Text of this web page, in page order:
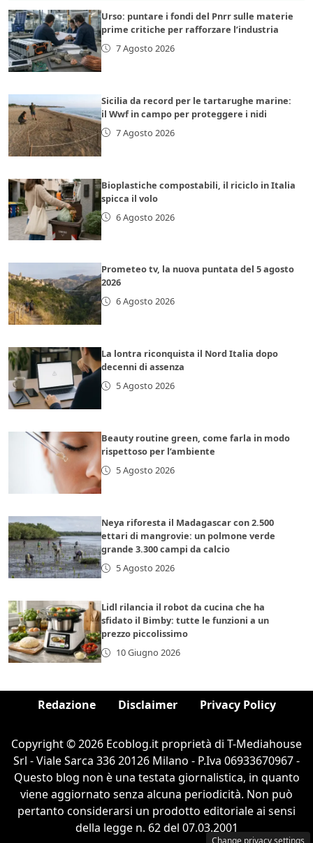
Urso: puntare i fondi del Pnrr sulle materie
prime critiche per rafforzare l’industria
7 Agosto 2026
Sicilia da record per le tartarughe marine:
il Wwf in campo per proteggere i nidi
7 Agosto 2026
Bioplastiche compostabili, il riciclo in Italia
spicca il volo
6 Agosto 2026
Prometeo tv, la nuova puntata del 5 agosto
2026
6 Agosto 2026
La lontra riconquista il Nord Italia dopo
decenni di assenza
5 Agosto 2026
Beauty routine green, come farla in modo
rispettoso per l’ambiente
5 Agosto 2026
Neya riforesta il Madagascar con 2.500
ettari di mangrovie: un polmone verde
grande 3.300 campi da calcio
5 Agosto 2026
Lidl rilancia il robot da cucina che ha
sfidato il Bimby: tutte le funzioni a un
prezzo piccolissimo
10 Giugno 2026
Redazione Disclaimer Privacy Policy
Copyright © 2026 Ecoblog.it proprietà di T-Mediahouse
Srl - Viale Sarca 336 20126 Milano - P.Iva 06933670967 -
Questo blog non è una testata giornalistica, in quanto
viene aggiornato senza alcuna periodicità. Non può
pertanto considerarsi un prodotto editoriale ai sensi
della legge n. 62 del 07.03.2001
Change privacy settings